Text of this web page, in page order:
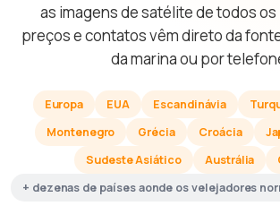
as imagens de satélite de todos os
preços e contatos vêm direto da
da marina ou por
Europa EUA Escandinávia
Montenegro
Grécia Croácia
Sudeste Asiático
Austrália
+ dezenas de países aonde os velejadores